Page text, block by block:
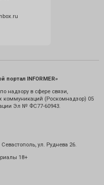
INFORMER»
надзору в сфере связи,
коммуникаций (Роскомнадзор) 05
Эл № ФС77-60943.
ул. Руднева 26.
18+